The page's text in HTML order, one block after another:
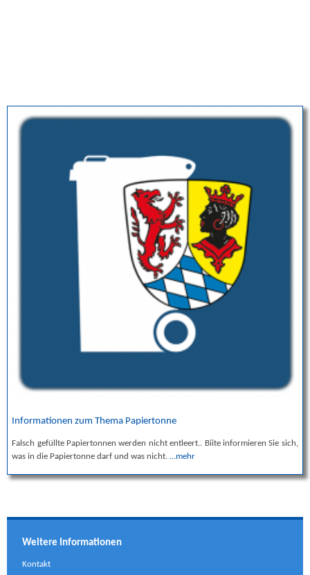
Informationen zum Thema Papiertonne
Falsch gefüllte Papiertonnen werden nicht entleert.. Biite informieren Sie sich,
was in die Papiertonne darf und was nicht.…mehr
Weitere Informationen
Kontakt